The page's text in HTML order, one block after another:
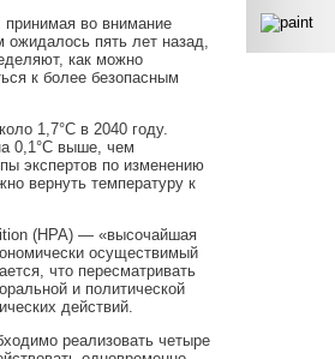
во внимание
пять лет назад,
как можно
к более безопасным
1,7°C в 2040 году.
0,1°C выше, чем
экспертов по изменению
вернуть температуру к
(HPA) — «высочайшая
осуществимый
что пересматривать
и политической
действий.
реализовать четыре